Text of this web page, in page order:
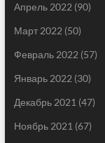
Апрель 2022 (90)
Март 2022 (50)
Февраль 2022 (57)
Январь 2022 (30)
Декабрь 2021 (47)
Ноябрь 2021 (67)